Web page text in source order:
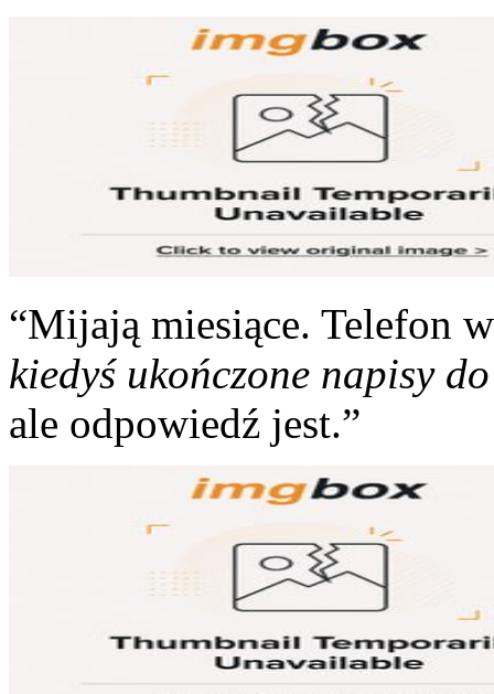
“Mijają miesiące. Telefon
kiedyś ukończone napisy
ale odpowiedź jest.”